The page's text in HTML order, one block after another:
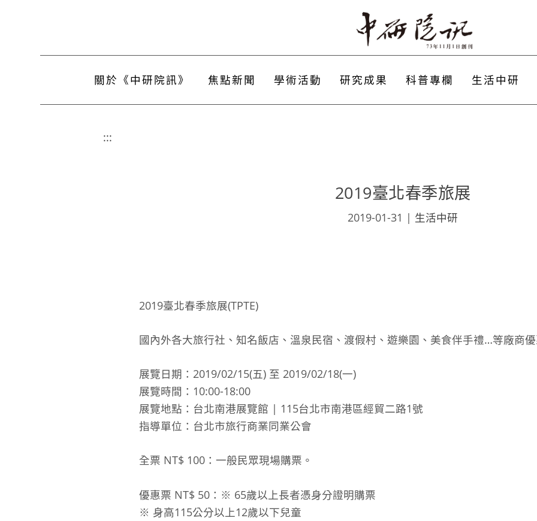
關於《中研院訊》 焦點新聞 學術活動 研究成果 科普專欄 生活中研
:::
2019臺北春季旅展
2019-01-31 | 生活中研
2019臺北春季旅展(TPTE)
國內外各大旅行社、知名飯店、溫泉民宿、渡假村、遊樂園、美食伴手禮…等廠商
展覽日期：2019/02/15(五) 至 2019/02/18(一)
展覽時間：10:00-18:00
展覽地點：台北南港展覽館 | 115台北市南港區經貿二路1號
指導單位：台北市旅行商業同業公會
全票 NT$ 100：一般民眾現場購票。
優惠票 NT$ 50：※ 65歲以上長者憑身分證明購票
※ 身高115公分以上12歲以下兒童